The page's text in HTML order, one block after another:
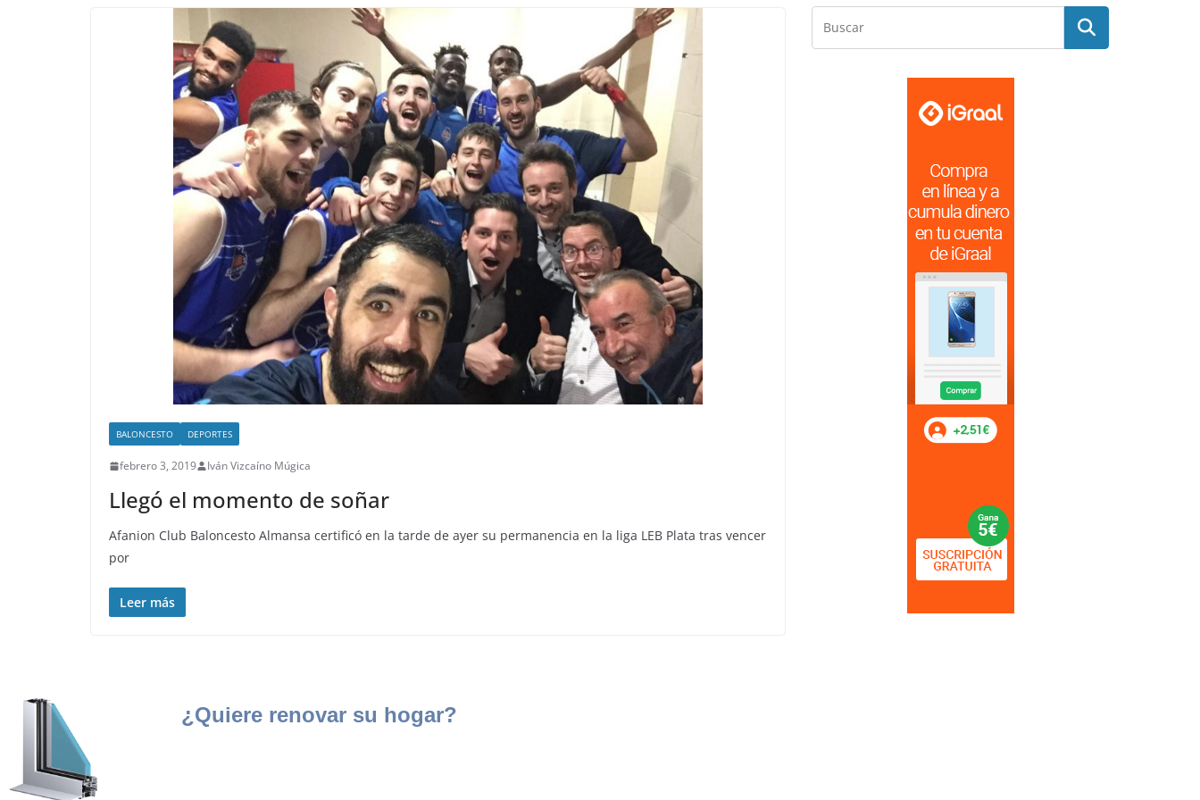
BALONCESTO DEPORTES
febrero 3, 2019 Iván Vizcaíno Múgica
Llegó el momento de soñar
Afanion Club Baloncesto Almansa certificó en la tarde de ayer su permanencia en la liga LEB Plata tras vencer
por
Leer más